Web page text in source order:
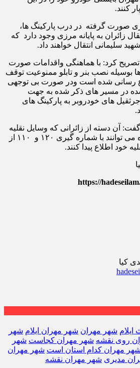
کنند.
صورت گرفته در درب پارکینگ ها،
زائران به پایانه مرزی وجود دارد که
سلیمانی انتقال خواهند داد.
کرد: با هماهنگی واقدامات صورت
بوسیله نصب بنر و تابلو ممنوعیت توقف
رسانی شده است ودر صورت بی توجهی
در مسیر های ذکر شده به جهت
های خودروبر به پارکینگ های
آن دسته از زائرانی که وسایل نقلیه
آنها به پارکینگ منتقل شده می توانند با شماره گیری ۱۲۰ و ۱۱۰ از
خود اطلاع پیدا کنند.
https://
کیا
ایلام شهر مهران شهر مهران ایلام شهر
روی نقشه شهر مهران کجاست شهر
شهر مهران کدام استان است شهر مهران
مدیری شهر مهران نقشه